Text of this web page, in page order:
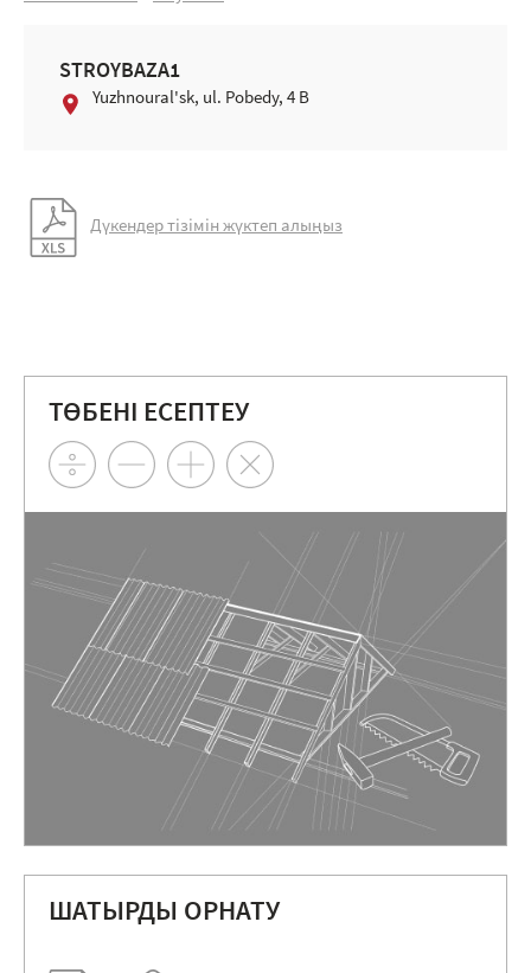
STROYBAZA1
Yuzhnoural'sk, ul. Pobedy, 4 B
Дүкендер тізімін жүктеп алыңыз
ТӨБЕНІ ЕСЕПТЕУ
ШАТЫРДЫ ОРНАТУ